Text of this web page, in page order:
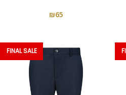
₪65
FINAL SALE